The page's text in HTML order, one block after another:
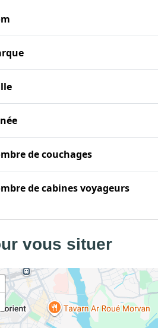
de couchages
de cabines voyageurs
vous situer